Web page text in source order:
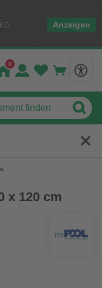
Anzeigen
x 120 cm